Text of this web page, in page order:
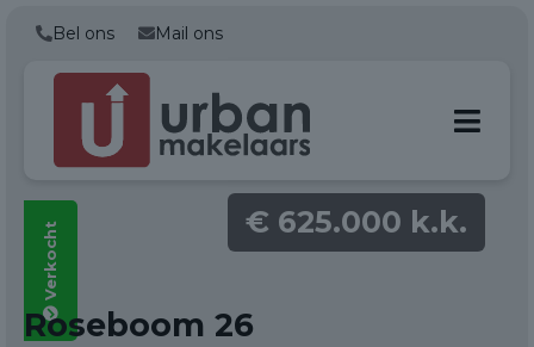
Bel ons Mail ons
Verkocht € 625.000 k.k.
Alle foto's
(51)
Roseboom 26